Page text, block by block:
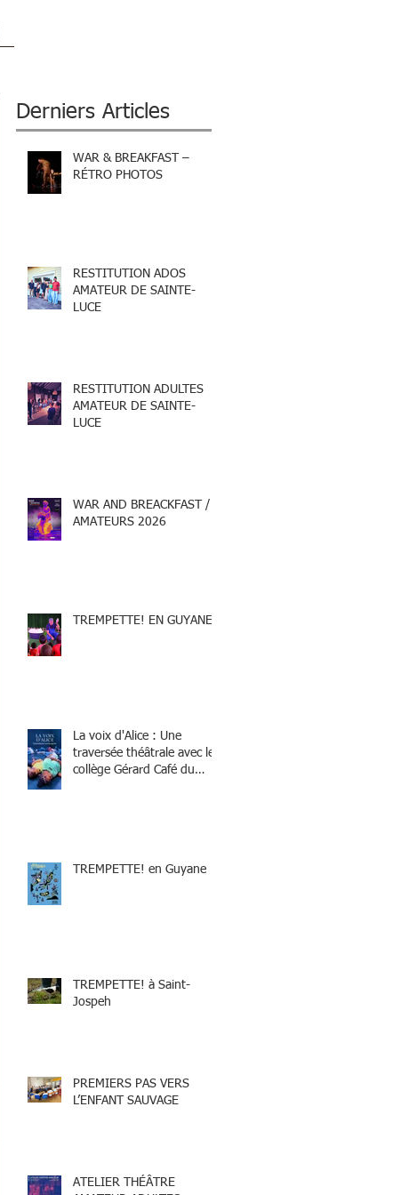
Derniers Articles
WAR & BREAKFAST –
RÉTRO PHOTOS
RESTITUTION ADOS
AMATEUR DE SAINTE-
LUCE
RESTITUTION ADULTES
AMATEUR DE SAINTE-
LUCE
WAR AND BREACKFAST /
AMATEURS 2026
TREMPETTE! EN GUYANE
La voix d'Alice : Une
traversée théâtrale avec le
collège Gérard Café du
TREMPETTE! en Guyane
TREMPETTE! à Saint-
Jospeh
PREMIERS PAS VERS
L’ENFANT SAUVAGE
ATELIER THÉÂTRE